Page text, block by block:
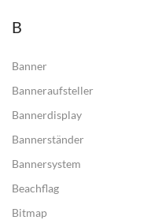
B
Banner
Banneraufsteller
Bannerdisplay
Bannerständer
Bannersystem
Beachflag
Bitmap